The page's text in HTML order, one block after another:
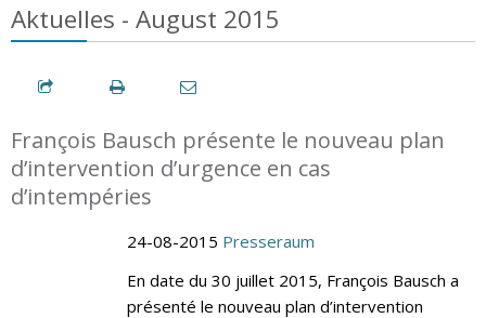
Aktuelles - August 2015
François Bausch présente le nouveau plan
d’intervention d’urgence en cas
d’intempéries
24-08-2015 Presseraum
En date du 30 juillet 2015, François Bausch a
présenté le nouveau plan d’intervention